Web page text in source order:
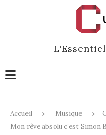
Accueil Musique
Mon rêve absolu c’est Simon